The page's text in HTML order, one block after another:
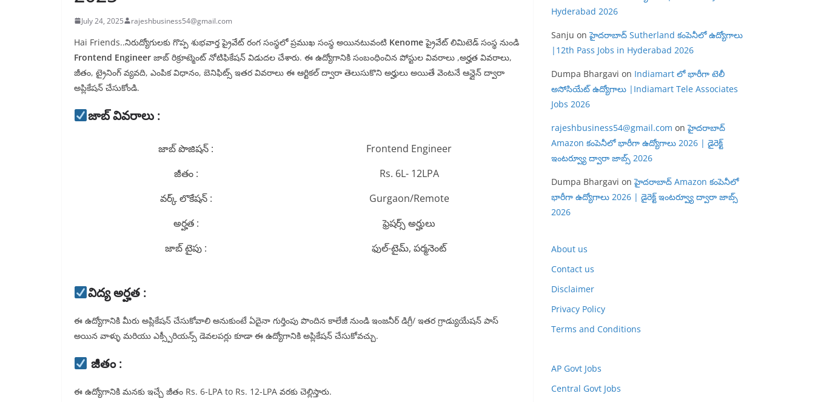
July 24, 2025 rajeshbusiness54@gmail.com
Hai Friends..నిరుద్యోగులకు గొప్ప శుభవార్త ప్రైవేట్ రంగ సంస్థలో ప్రముఖ సంస్థ అయినటువంటి Kenomeప్రైవేట్ లిమిటెడ్ సంస్థ నుండి
Frontend Engineer జాబ్ రిక్రూట్మెంట్ నోటిఫికేషన్ విడుదల చేశారు. ఈ ఉద్యోగానికి సంబంధించిన పోస్టుల వివరాలు ,అర్హత వివరాలు,
జీతం, ట్రైనింగ్ వ్యవది, ఎంపిక విధానం, బెనిఫిట్స్ ఇతర వివరాలు ఈ ఆర్టికల్ ద్వారా తెలుసుకొని అర్హులు అయితే వెంటనే ఆన్లైన్ ద్వారా
అప్లికేషన్ చేసుకోండి.
జాబ్ వివరాలు :
జాబ్ పొజిషన్ :
Frontend Engineer
జీతం :
Rs. 6L- 12LPA
వర్క్ లొకేషన్ :
Gurgaon/Remote
అర్హత :
ఫ్రెషర్స్ అర్హులు
జాబ్ టైపు :
ఫుల్-టైమ్, పర్మనెంట్
విద్య అర్హత :
ఈ ఉద్యోగానికి మీరు అప్లికేషన్ చేసుకోవాలి అనుకుంటే ఏదైనా గుర్తింపు పొందిన కాలేజీ నుండి ఇంజనీర్ డిగ్రీ/ ఇతర గ్రాడ్యుయేషన్ పాస్
అయిన వాళ్ళు మరియు ఎక్స్పీరియన్స్ డెవలపర్లు కూడా ఈ ఉద్యోగానికి అప్లికేషన్ చేసుకోవచ్చు.
జీతం :
ఈ ఉద్యోగానికి మనకు ఇచ్చే జీతం Rs. 6-LPA to Rs. 12-LPA వరకు చెల్లిస్తారు.
Hyderabad 2026
Sanju onహైదరాబాద్ Sutherland కంపెనీలో ఉద్యోగాలు
|12th Pass Jobs in Hyderabad 2026
Dumpa Bhargavi on Indiamart లో భారీగా టెలీ
అసోసియేట్ ఉద్యోగాలు |Indiamart Tele Associates
Jobs 2026
rajeshbusiness54@gmail.com onహైదరాబాద్
Amazon కంపెనీలో భారీగా ఉద్యోగాలు 2026 | డైరెక్ట్
ఇంటర్వ్యూ ద్వారా జాబ్స్ 2026
Dumpa Bhargavi onహైదరాబాద్ Amazon కంపెనీలో
భారీగా ఉద్యోగాలు 2026 | డైరెక్ట్ ఇంటర్వ్యూ ద్వారా జాబ్స్
2026
About us
Contact us
Disclaimer
Privacy Policy
Terms and Conditions
AP Govt Jobs
Central Govt Jobs